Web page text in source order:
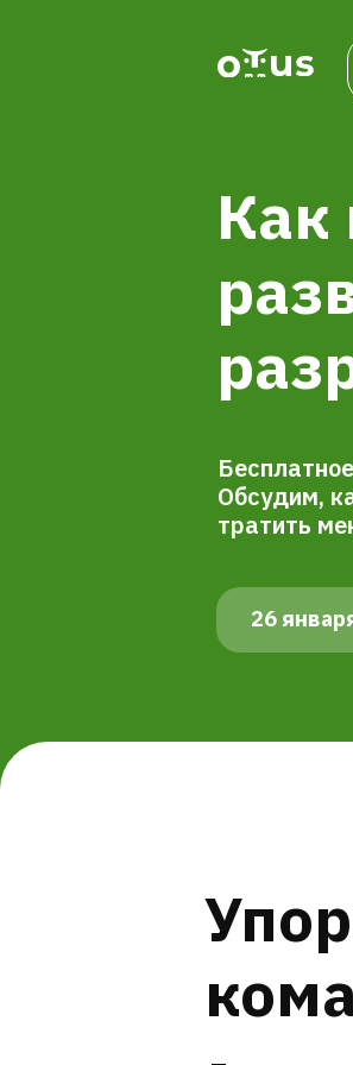
26
Как
Обсудим,
тратить